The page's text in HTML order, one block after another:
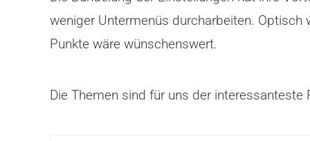
weniger Untermenüs durcharbeiten. Optisch
Punkte wäre wünschenswert.
Die Themen sind für uns der